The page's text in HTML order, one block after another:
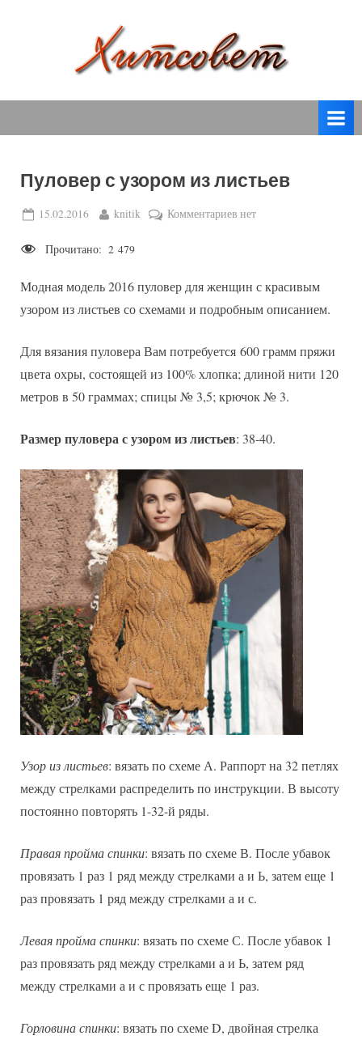
т
о
в
спицами,
крючком,
вязаные
модели
с
Пуловер с узором из листьев
Posted
15.02.2016 By
knitik Комментариевк
узором
из
нет
Прочитано: 2 479
Модная модель 2016 пуловер для женщин с красивым
узором из листьев со схемами и подробным описанием.
Для вязания пуловера Вам потребуется 600 грамм пряжи
цвета охры, состоящей из 100% хлопка; длиной нити 120
метров в 50 граммах; спицы № 3,5; крючок № 3.
Размер пуловера с узором из листьев: 38-40.
Узор из листьев: вязать по схеме А. Раппорт на 32 петлях
между стрелками распределить по инструкции. В высоту
постоянно повторять 1-32-й ряды.
Правая пройма спинки: вязать по схеме В. После убавок
провязать 1 раз 1 ряд между стрелками а и Ь, затем еще 1
раз провязать 1 ряд между стрелками а и с.
Левая пройма спинки: вязать по схеме С. После убавок 1
раз провязать ряд между стрелками а и Ь, затем ряд
между стрелками а и с провязать еще 1 раз.
Горловина спинки: вязать по схеме D, двойная стрелка